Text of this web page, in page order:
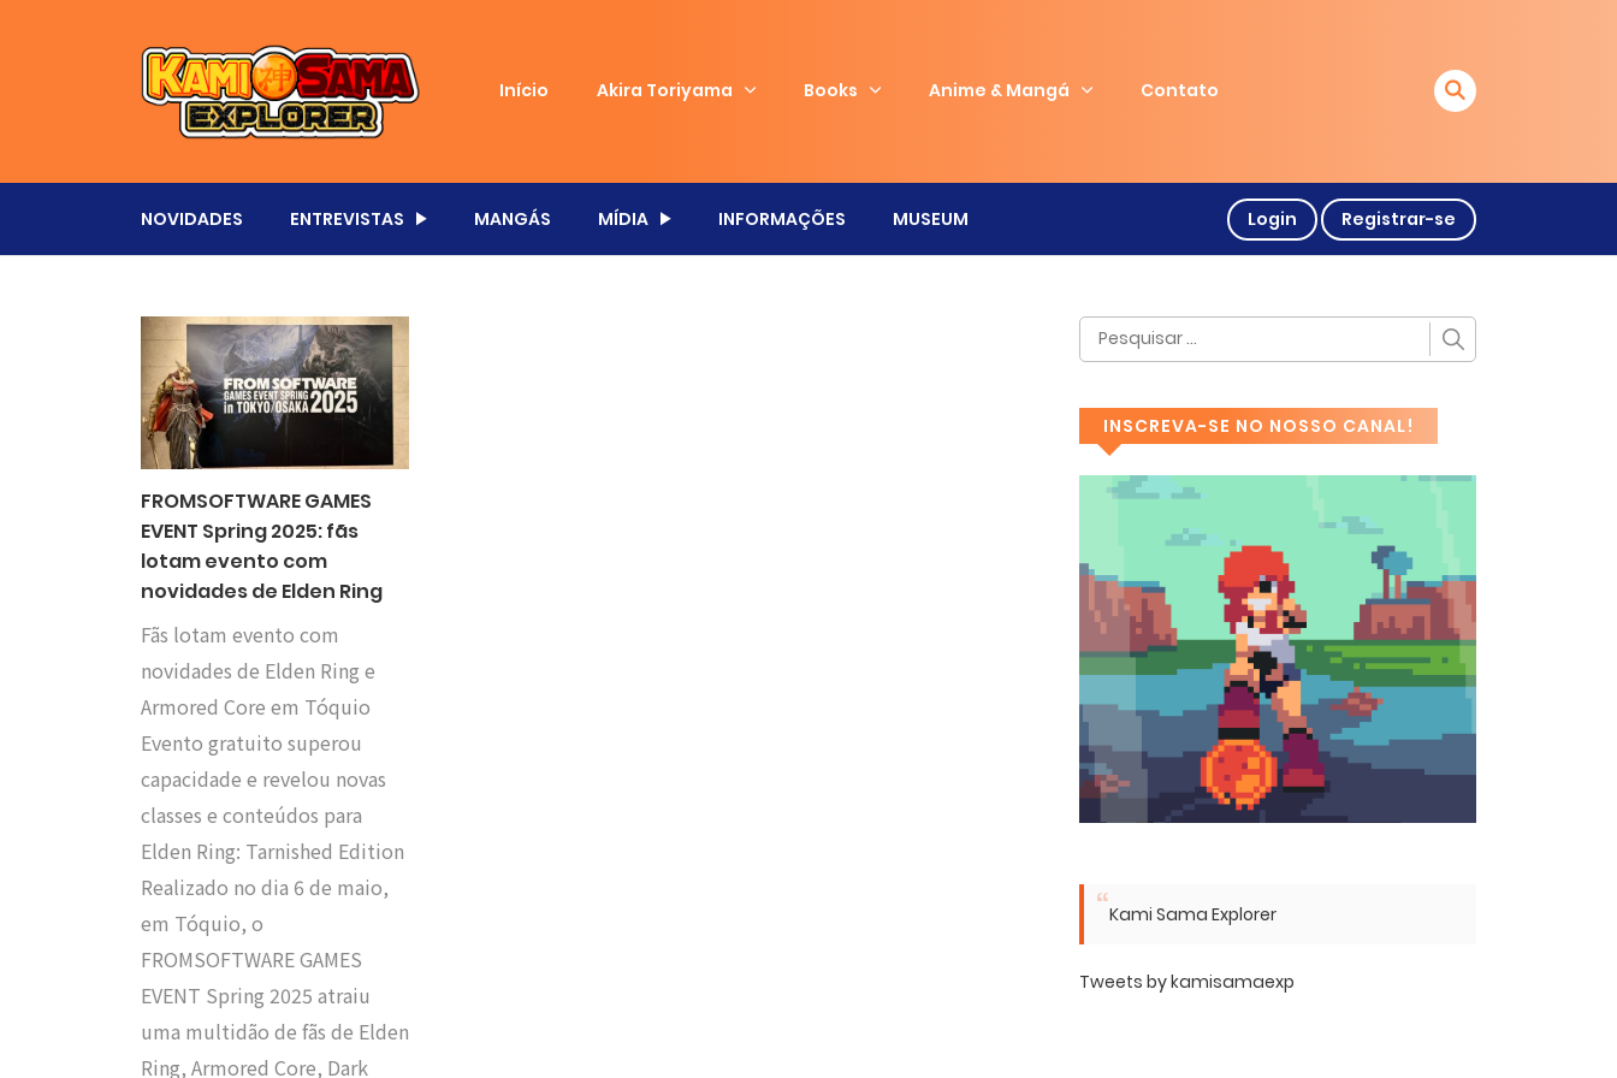
Início Akira Toriyama Books Anime & Mangá Contato
NOVIDADES ENTREVISTAS MANGÁS MÍDIA INFORMAÇÕES MUSEUM Login Registrar-se
FROMSOFTWARE GAMES
EVENT Spring 2025: fãs
lotam evento com
novidades de Elden Ring
Fãs lotam evento com
novidades de Elden Ring e
Armored Core em Tóquio
Evento gratuito superou
capacidade e revelou novas
classes e conteúdos para
Elden Ring: Tarnished Edition
Realizado no dia 6 de maio,
em Tóquio, o
FROMSOFTWARE GAMES
EVENT Spring 2025 atraiu
uma multidão de fãs de Elden
Ring, Armored Core, Dark
INSCREVA-SE NO NOSSO CANAL!
Kami Sama Explorer
Tweets by kamisamaexp